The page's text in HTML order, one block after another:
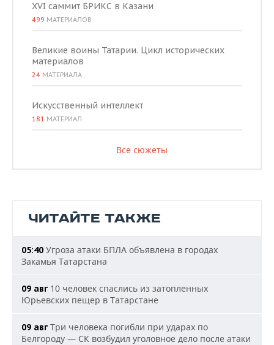
XVI саммит БРИКС в Казани
499 МАТЕРИАЛОВ
Великие воины Татарии. Цикл исторических
материалов
24 МАТЕРИАЛА
Искусственный интеллект
181 МАТЕРИАЛ
Все сюжеты
ЧИТАЙТЕ ТАКЖЕ
05:40 Угроза атаки БПЛА объявлена в городах
Закамья Татарстана
09 авг 10 человек спаслись из затопленных
Юрьевских пещер в Татарстане
09 авг Три человека погибли при ударах по
Белгороду — СК возбудил уголовное дело после атаки